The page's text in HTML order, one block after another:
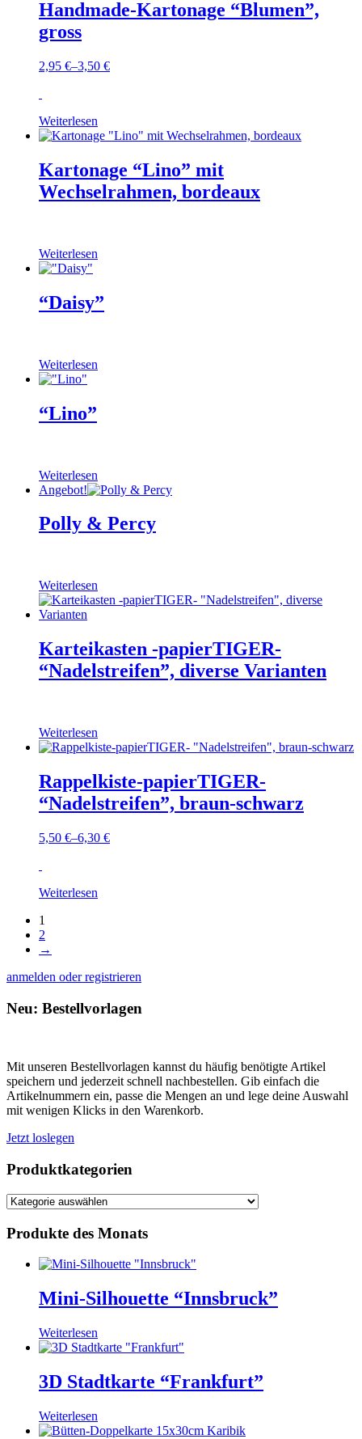
Handmade-Kartonage “Blumen”,
gross
2,95 €–3,50 €
Weiterlesen
Kartonage “Lino” mit
Wechselrahmen, bordeaux
Weiterlesen
“Daisy”
Weiterlesen
“Lino”
Weiterlesen
Angebot!
Polly & Percy
Weiterlesen
Karteikasten -papierTIGER-
“Nadelstreifen”, diverse Varianten
Weiterlesen
Rappelkiste-papierTIGER-
“Nadelstreifen”, braun-schwarz
5,50 €–6,30 €
Weiterlesen
1
2
→
anmelden oder registrieren
Neu: Bestellvorlagen
Mit unseren Bestellvorlagen kannst du häufig benötigte Artikel
speichern und jederzeit schnell nachbestellen. Gib einfach die
Artikelnummern ein, passe die Mengen an und lege deine Auswahl
mit wenigen Klicks in den Warenkorb.
Jetzt loslegen
Produktkategorien
Produkte des Monats
Mini-Silhouette “Innsbruck”
Weiterlesen
3D Stadtkarte “Frankfurt”
Weiterlesen